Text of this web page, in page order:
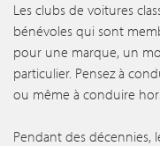
Les clubs de voitures
bénévoles qui sont
pour une marque, un
particulier. Pensez à
ou même à conduire
Pendant des décennies,